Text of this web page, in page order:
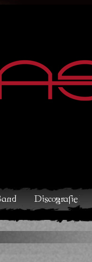
und Comics Kontakt